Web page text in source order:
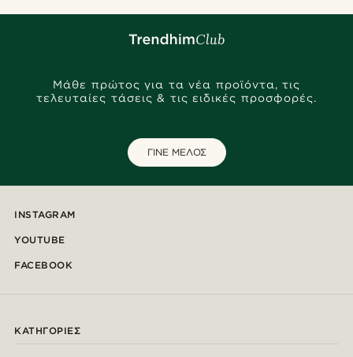
Μάθε πρώτος για τα νέα προϊόντα, τις
τελευταίες τάσεις & τις ειδικές προσφορές.
ΓΙΝΕ ΜΕΛΟΣ
INSTAGRAM
YOUTUBE
FACEBOOK
ΚΑΤΗΓΟΡΊΕΣ